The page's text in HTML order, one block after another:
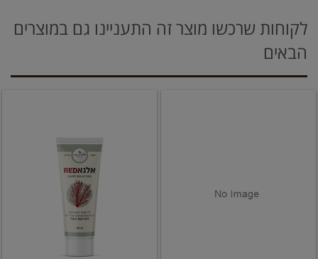
לקוחות שרכשו מוצר זה התעניינו גם במוצרים
הבאים